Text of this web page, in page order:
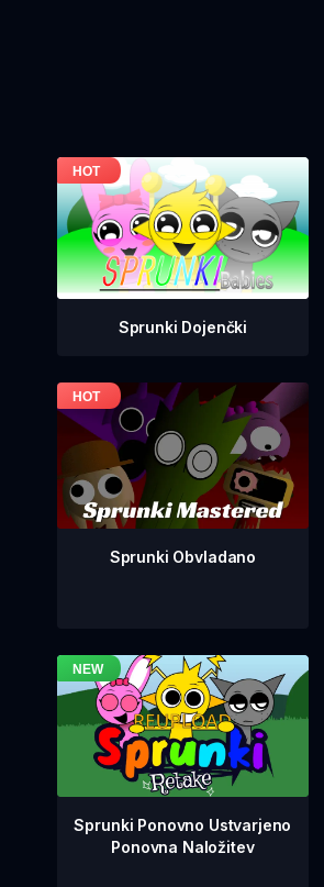
Sprunki Dojenčki
Sprunki Obvladano
Sprunki Ponovno Ustvarjeno
Ponovna Naložitev